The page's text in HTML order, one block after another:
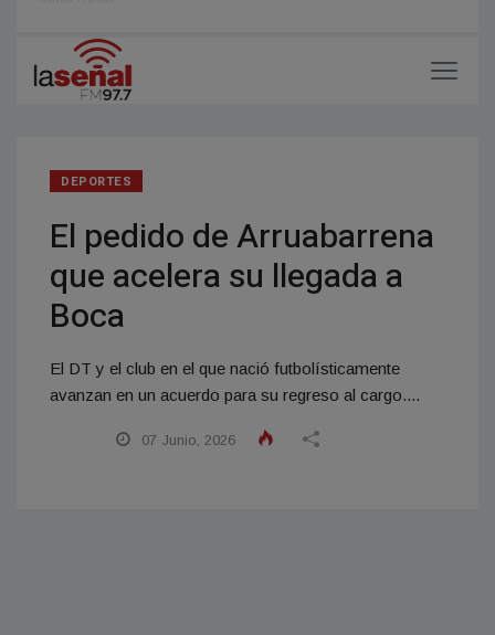
DEPORTES
El pedido de Arruabarrena
que acelera su llegada a
Boca
El DT y el club en el que nació futbolísticamente
avanzan en un acuerdo para su regreso al cargo....
07 Junio, 2026